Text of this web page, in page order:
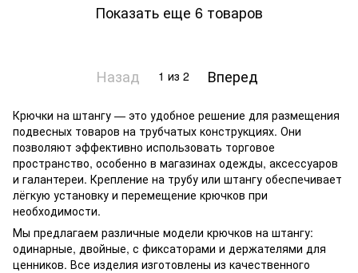
Показать еще 6 товаров
Назад 1 из 2 Вперед
Крючки на штангу — это удобное решение для размещения
подвесных товаров на трубчатых конструкциях. Они
позволяют эффективно использовать торговое
пространство, особенно в магазинах одежды, аксессуаров
и галантереи. Крепление на трубу или штангу обеспечивает
лёгкую установку и перемещение крючков при
необходимости.
Мы предлагаем различные модели крючков на штангу:
одинарные, двойные, с фиксаторами и держателями для
ценников. Все изделия изготовлены из качественного